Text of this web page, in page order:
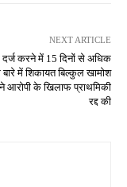
NEXT ARTICLE
दर्ज करने में 15 दिनों से अधिक
में शिकायत बिल्कुल खामोश
ने आरोपी के खिलाफ प्राथमिकी
रद्द की